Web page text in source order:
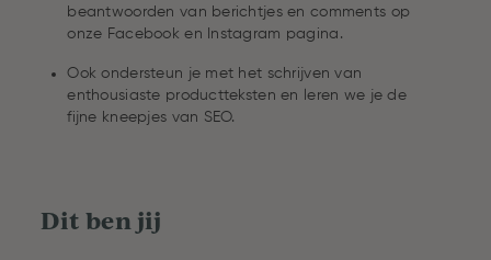
beantwoorden van berichtjes en comments op
onze Facebook en Instagram pagina.
Ook ondersteun je met het schrijven van
enthousiaste productteksten en leren we je de
fijne kneepjes van SEO.
Dit ben jij